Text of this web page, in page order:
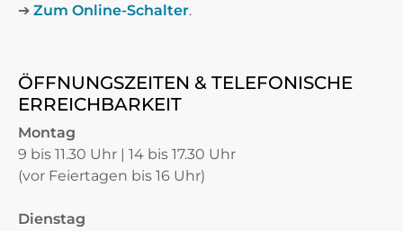
➔ Zum Online-Schalter.
ÖFFNUNGSZEITEN & TELEFONISCHE
ERREICHBARKEIT
Montag
9 bis 11.30 Uhr | 14 bis 17.30 Uhr
(vor Feiertagen bis 16 Uhr)
Dienstag